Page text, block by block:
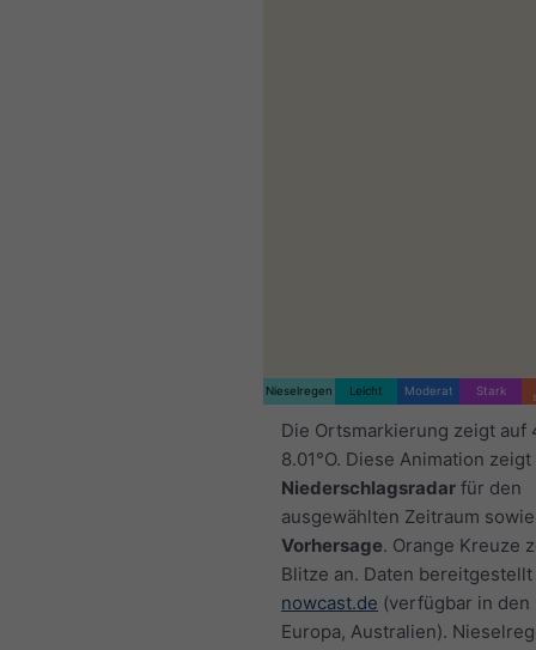
Nieselregen Leicht Moderat Stark
Die Ortsmarkierung zeigt auf
8.01°O. Diese Animation zeigt
Niederschlagsradar für den
ausgewählten Zeitraum
Vorhersage. Orange Kreuze
Blitze an. Daten
nowcast.de (verfügbar in den
Europa, Australien).